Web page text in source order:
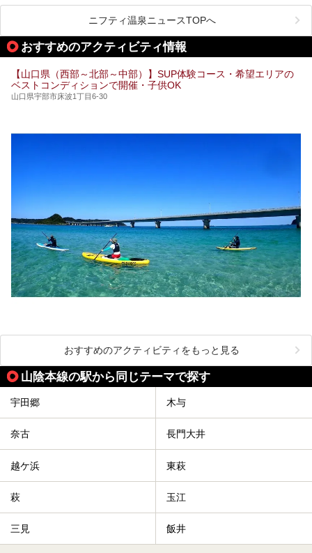
総工費はなんと約42億円。温泉だけでなく、交流できる施
設として整備され、まさに“温泉のテーマパーク”のようなス
ポットです。今回は、その魅力を3つの注目ポイントに分け
てご紹介します。
ニフティ温泉ニュースTOPへ
おすすめのアクティビティ情報
【山口県（西部～北部～中部）】SUP体験コース・希望エリアの
ベストコンディションで開催・子供OK
山口県宇部市床波1丁目6-30
おすすめのアクティビティをもっと見る
山陰本線の駅から同じテーマで探す
宇田郷 木与
奈古 長門大井
越ケ浜 東萩
萩 玉江
三見 飯井